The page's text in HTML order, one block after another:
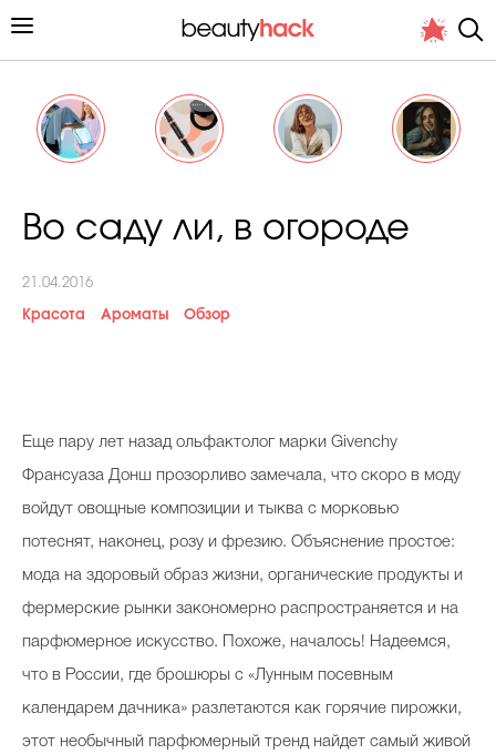
Снимает и тестирует редакция
Косметичка профи
Папа может
Худеем правильно
Во саду ли, в огороде
21.04.2016
Красота Ароматы Обзор
Еще пару лет назад ольфактолог марки Givenchy
Франсуаза Донш прозорливо замечала, что скоро в моду
войдут овощные композиции и тыква с морковью
потеснят, наконец, розу и фрезию. Объяснение простое:
мода на здоровый образ жизни, органические продукты и
фермерские рынки закономерно распространяется и на
парфюмерное искусство. Похоже, началось! Надеемся,
что в России, где брошюры с «Лунным посевным
календарем дачника» разлетаются как горячие пирожки,
этот необычный парфюмерный тренд найдет самый живой